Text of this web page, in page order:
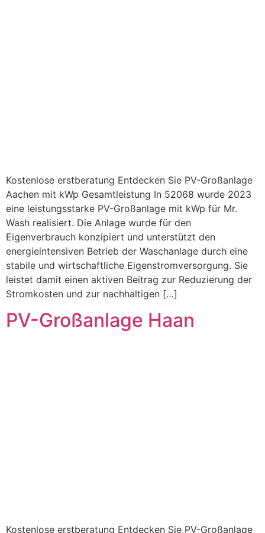
Kostenlose erstberatung Entdecken Sie PV-Großanlage
Aachen mit kWp Gesamtleistung In 52068 wurde 2023
eine leistungsstarke PV-Großanlage mit kWp für Mr.
Wash realisiert. Die Anlage wurde für den
Eigenverbrauch konzipiert und unterstützt den
energieintensiven Betrieb der Waschanlage durch eine
stabile und wirtschaftliche Eigenstromversorgung. Sie
leistet damit einen aktiven Beitrag zur Reduzierung der
Stromkosten und zur nachhaltigen […]
PV-Großanlage Haan
Kostenlose erstberatung Entdecken Sie PV-Großanlage